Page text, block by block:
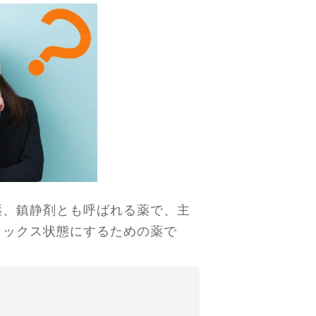
鎮静剤とも呼ばれる薬で、主
クス状態にするための薬で